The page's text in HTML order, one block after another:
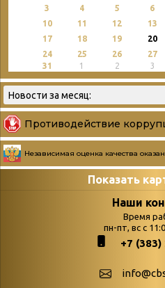
3 4 5 6
10
11 12 13
17
18 19 20
24 25 26 27
31
1 2 3
Противодействие
Независимая оценка качества
Показать
Страницы
podvedenie-itogov-festivalya-
paskhalnaya-palitra
Наши
Время
пн-пт, вс с
+7 (383)